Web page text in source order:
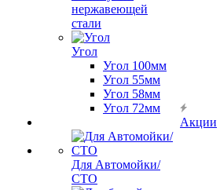
нержавеющей
стали
Угол
Угол 100мм
Угол 55мм
Угол 58мм
Угол 72мм
Для Автомойки/
СТО
Акции